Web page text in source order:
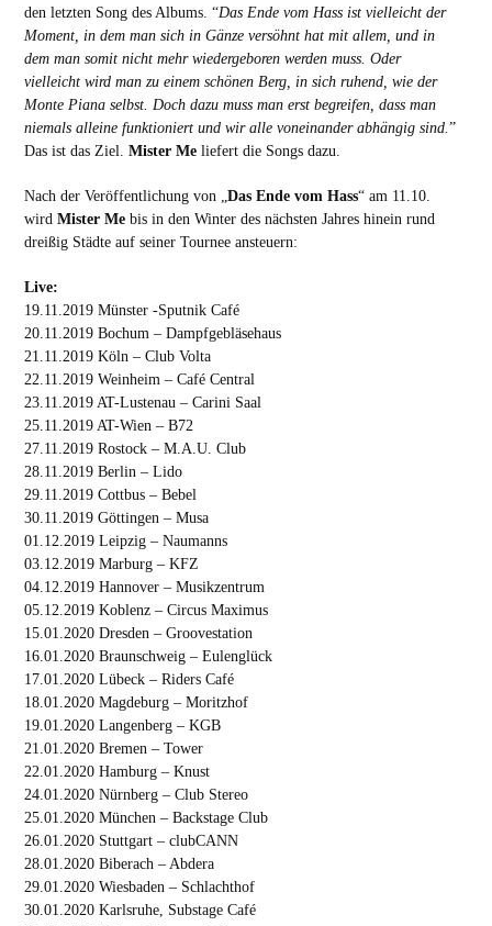
den letzten Song des Albums. “Das Ende vom Hass ist vielleicht der
Moment, in dem man sich in Gänze versöhnt hat mit allem, und in
dem man somit nicht mehr wiedergeboren werden muss. Oder
vielleicht wird man zu einem schönen Berg, in sich ruhend, wie der
Monte Piana selbst. Doch dazu muss man erst begreifen, dass man
niemals alleine funktioniert und wir alle voneinander abhängig sind.”
Das ist das Ziel. Mister Meliefert die Songs dazu.
Nach der Veröffentlichung von „Das Ende vom Hass“ am 11.10.
wird Mister Mebis in den Winter des nächsten Jahres hinein rund
dreißig Städte auf seiner Tournee ansteuern:
Live:
19.11.2019 Münster -Sputnik Café
20.11.2019 Bochum – Dampfgebläsehaus
21.11.2019 Köln – Club Volta
22.11.2019 Weinheim – Café Central
23.11.2019 AT-Lustenau – Carini Saal
25.11.2019 AT-Wien – B72
27.11.2019 Rostock – M.A.U. Club
28.11.2019 Berlin – Lido
29.11.2019 Cottbus – Bebel
30.11.2019 Göttingen – Musa
01.12.2019 Leipzig – Naumanns
03.12.2019 Marburg – KFZ
04.12.2019 Hannover – Musikzentrum
05.12.2019 Koblenz – Circus Maximus
15.01.2020 Dresden – Groovestation
16.01.2020 Braunschweig – Eulenglück
17.01.2020 Lübeck – Riders Café
18.01.2020 Magdeburg – Moritzhof
19.01.2020 Langenberg – KGB
21.01.2020 Bremen – Tower
22.01.2020 Hamburg – Knust
24.01.2020 Nürnberg – Club Stereo
25.01.2020 München – Backstage Club
26.01.2020 Stuttgart – clubCANN
28.01.2020 Biberach – Abdera
29.01.2020 Wiesbaden – Schlachthof
30.01.2020 Karlsruhe, Substage Café